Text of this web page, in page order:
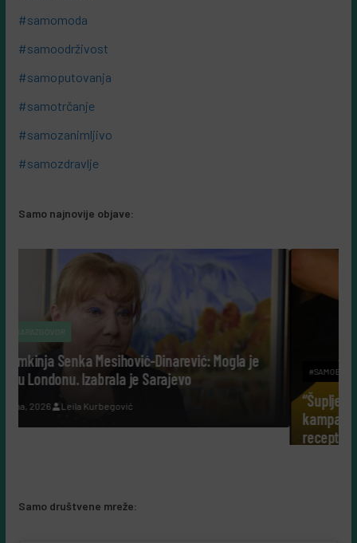
#samomoda
#samoodrživost
#samoputovanja
#samotrčanje
#samozanimljivo
#samozdravlje
Samo najnovije objave:
Mogla je
#SAMOBIZNIS
“Šuplje priče uz Leerdammer”:
kampanja koja je fudbalsku groznicu